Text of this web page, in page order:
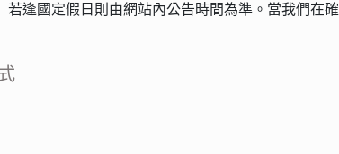
若逢國定假日則由網站內公告時間為準。當我們在